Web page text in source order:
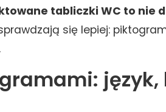
tabliczki WC to nie
się lepiej: